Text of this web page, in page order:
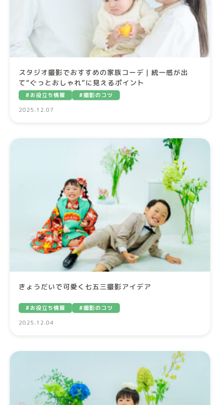
スタジオ撮影でおすすめの家族コーデ｜統一感が出
て“ぐっとおしゃれ”に見えるポイント
#お役立ち情報
#撮影のコツ
2025.12.07
きょうだいで可愛く七五三撮影アイデア
#お役立ち情報
#撮影のコツ
2025.12.04